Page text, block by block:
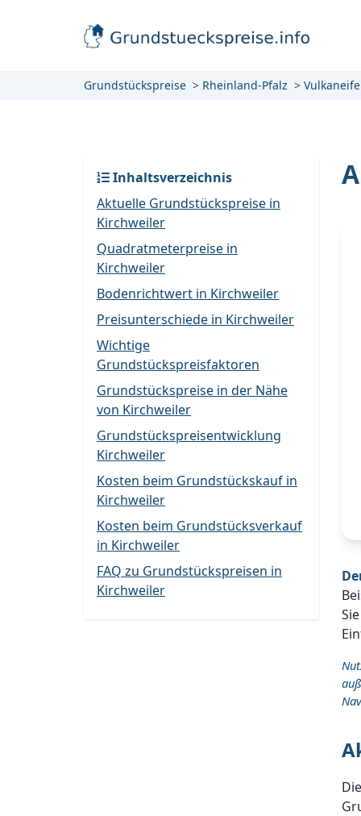
Grundstückspreise Rheinland-Pfalz
Inhaltsverzeichnis
Aktuelle Grundstückspreise in
Kirchweiler
Quadratmeterpreise in
Kirchweiler
Bodenrichtwert in Kirchweiler
Preisunterschiede in Kirchweiler
Wichtige
Grundstückspreisfaktoren
Grundstückspreise in der Nähe
von Kirchweiler
Grundstückspreisentwicklung
Kirchweiler
Kosten beim Grundstückskauf in
Kirchweiler
Kosten beim Grundstücksverkauf
in Kirchweiler
FAQ zu Grundstückspreisen in
Kirchweiler